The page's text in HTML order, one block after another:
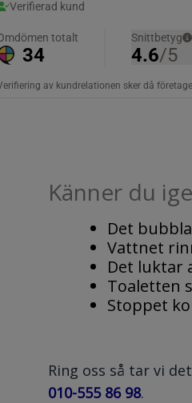
Känner du
Det
Vattnet
Det luktar
Toaletten
Stoppet
Ring oss så tar vi
010-555 86 98.